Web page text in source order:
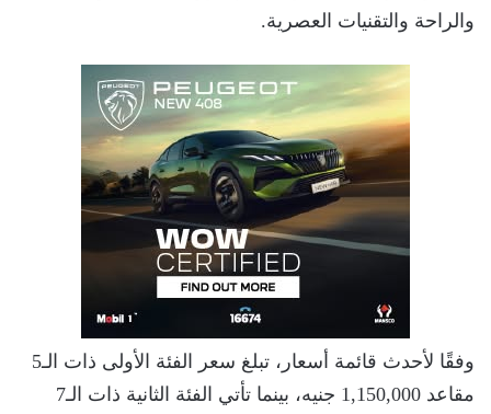
والراحة والتقنيات العصرية.
وفقًا لأحدث قائمة أسعار، تبلغ سعر الفئة الأولى ذات الـ5
مقاعد 1,150,000 جنيه، بينما تأتي الفئة الثانية ذات الـ7